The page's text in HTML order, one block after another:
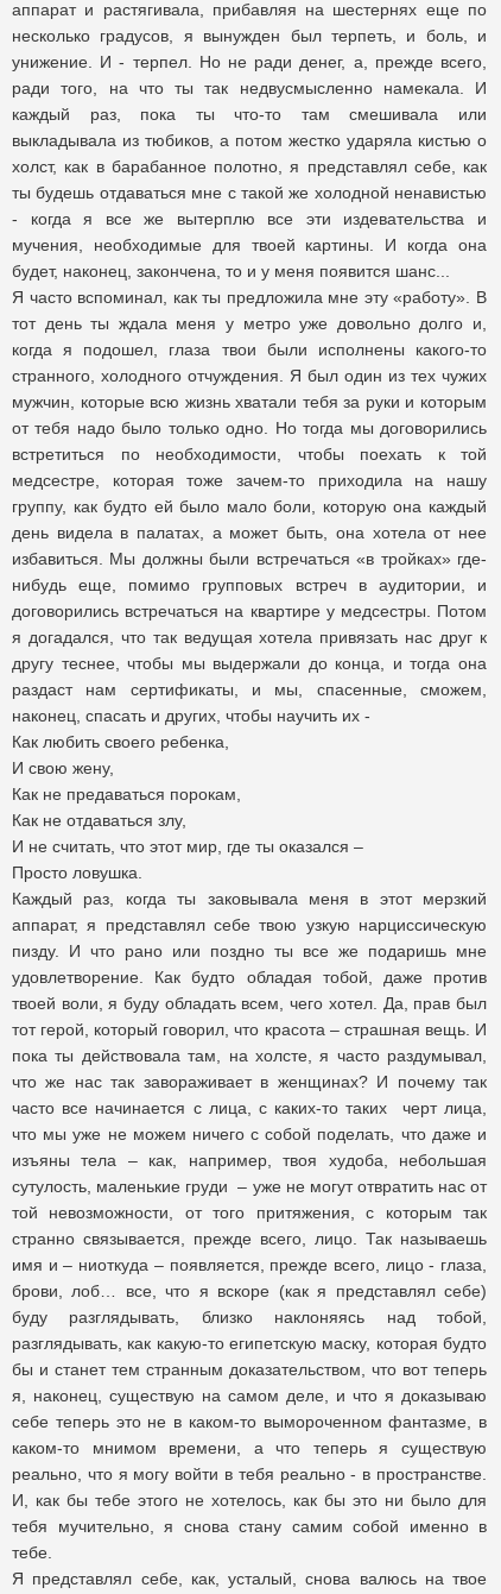
аппарат и растягивала, прибавляя на шестернях еще по
несколько градусов, я вынужден был терпеть, и боль, и
унижение. И - терпел. Но не ради денег, а, прежде всего,
ради того, на что ты так недвусмысленно намекала. И
каждый раз, пока ты что-то там смешивала или
выкладывала из тюбиков, а потом жестко ударяла кистью о
холст, как в барабанное полотно, я представлял себе, как
ты будешь отдаваться мне с такой же холодной ненавистью
- когда я все же вытерплю все эти издевательства и
мучения, необходимые для твоей картины. И когда она
будет, наконец, закончена, то и у меня появится шанс...
Я часто вспоминал, как ты предложила мне эту «работу». В
тот день ты ждала меня у метро уже довольно долго и,
когда я подошел, глаза твои были исполнены какого-то
странного, холодного отчуждения. Я был один из тех чужих
мужчин, которые всю жизнь хватали тебя за руки и которым
от тебя надо было только одно. Но тогда мы договорились
встретиться по необходимости, чтобы поехать к той
медсестре, которая тоже зачем-то приходила на нашу
группу, как будто ей было мало боли, которую она каждый
день видела в палатах, а может быть, она хотела от нее
избавиться. Мы должны были встречаться «в тройках» где-
нибудь еще, помимо групповых встреч в аудитории, и
договорились встречаться на квартире у медсестры. Потом
я догадался, что так ведущая хотела привязать нас друг к
другу теснее, чтобы мы выдержали до конца, и тогда она
раздаст нам сертификаты, и мы, спасенные, сможем,
наконец, спасать и других, чтобы научить их -
Как любить своего ребенка,
И свою жену,
Как не предаваться порокам,
Как не отдаваться злу,
И не считать, что этот мир, где ты оказался –
Просто ловушка.
Каждый раз, когда ты заковывала меня в этот мерзкий
аппарат, я представлял себе твою узкую нарциссическую
пизду. И что рано или поздно ты все же подаришь мне
удовлетворение. Как будто обладая тобой, даже против
твоей воли, я буду обладать всем, чего хотел. Да, прав был
тот герой, который говорил, что красота – страшная вещь. И
пока ты действовала там, на холсте, я часто раздумывал,
что же нас так завораживает в женщинах? И почему так
часто все начинается с лица, с каких-то таких черт лица,
что мы уже не можем ничего с собой поделать, что даже и
изъяны тела – как, например, твоя худоба, небольшая
сутулость, маленькие груди – уже не могут отвратить нас от
той невозможности, от того притяжения, с которым так
странно связывается, прежде всего, лицо. Так называешь
имя и – ниоткуда – появляется, прежде всего, лицо - глаза,
брови, лоб… все, что я вскоре (как я представлял себе)
буду разглядывать, близко наклоняясь над тобой,
разглядывать, как какую-то египетскую маску, которая будто
бы и станет тем странным доказательством, что вот теперь
я, наконец, существую на самом деле, и что я доказываю
себе теперь это не в каком-то вымороченном фантазме, в
каком-то мнимом времени, а что теперь я существую
реально, что я могу войти в тебя реально - в пространстве.
И, как бы тебе этого не хотелось, как бы это ни было для
тебя мучительно, я снова стану самим собой именно в
тебе.
Я представлял себе, как, усталый, снова валюсь на твое